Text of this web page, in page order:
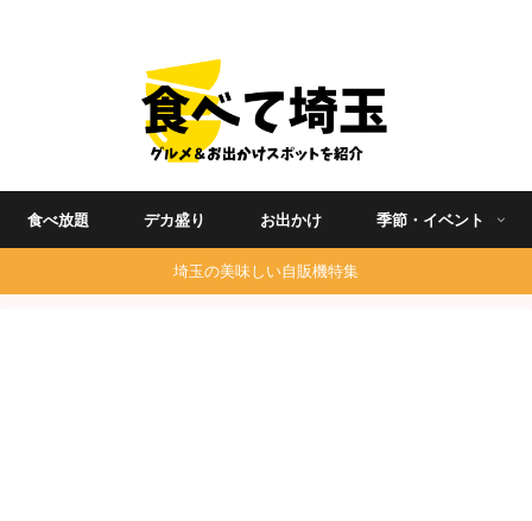
食べ放題 デカ盛り お出かけ 季節・イベント
埼玉の美味しい自販機特集